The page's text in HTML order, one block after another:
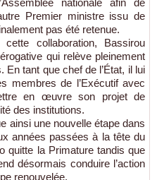
nationale afin de
Premier ministre issu de
pas été retenue.
collaboration, Bassirou
qui relève pleinement
tant que chef de l’État, il lui
membres de l’Exécutif avec
en œuvre son projet de
des institutions.
ainsi une nouvelle étape dans
années passées à la tête du
quitte la Primature tandis que
désormais conduire l’action
renouvelée.